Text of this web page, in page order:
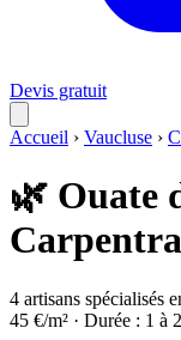
Devis gratuit
Accueil › Vaucluse ›
🌿 Ouate
4 artisans spécialisés
45 €/m² · Durée : 1 à